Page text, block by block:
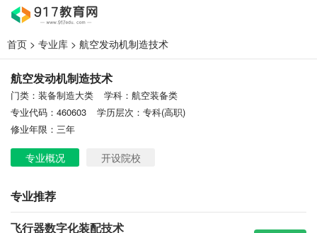
首页 > 专业库 > 航空发动机制造技术
航空发动机制造技术
门类：装备制造大类
学科：航空装备类
专业代码：460603
学历层次：专科(高职)
修业年限：三年
专业概况 开设院校
专业推荐
飞行器数字化装配技术